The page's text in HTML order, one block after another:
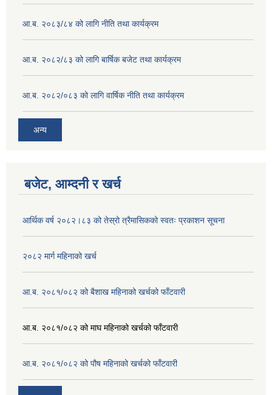
आ.ब. २०८३/८४ को लागि नीति तथा कार्यक्रम
आ.ब. २०८२/८३ को लागि बार्षिक बजेट तथा कार्यक्रम
आ.ब. २०८२/०८३ को लागि वार्षिक नीति तथा कार्यक्रम
अन्य
बजेट, आम्दनी र खर्च
आर्थिक वर्ष २०८२।८३ को तेस्रो त्रैमासिकको स्वतः प्रकाशन सूचना
२०८२ मार्ग महिनाको खर्च
आ.ब. २०८१/०८२ को बैशाख महिनाको खर्चको फाँटवारी
आ.ब. २०८१/०८२ को माघ महिनाको खर्चको फाँटवारी
आ.ब. २०८१/०८२ को पौष महिनाको खर्चको फाँटवारी